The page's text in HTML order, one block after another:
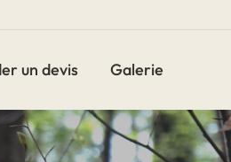
un devis Galerie